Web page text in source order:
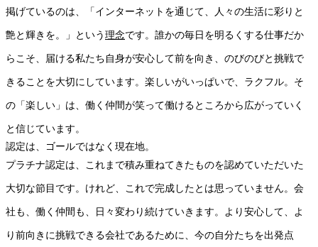
掲げているのは、「インターネットを通じて、人々の生活に彩りと
艶と輝きを。」という理念です。誰かの毎日を明るくする仕事だか
らこそ、届ける私たち自身が安心して前を向き、のびのびと挑戦で
きることを大切にしています。楽しいがいっぱいで、ラクフル。そ
の「楽しい」は、働く仲間が笑って働けるところから広がっていく
と信じています。
認定は、ゴールではなく現在地。
プラチナ認定は、これまで積み重ねてきたものを認めていただいた
大切な節目です。けれど、これで完成したとは思っていません。会
社も、働く仲間も、日々変わり続けていきます。より安心して、よ
り前向きに挑戦できる会社であるために、今の自分たちを出発点